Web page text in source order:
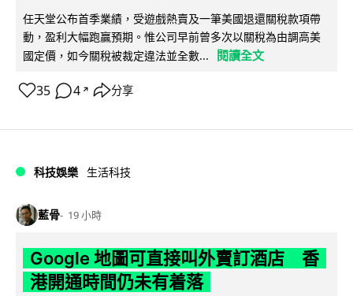
任天堂公布首季業績，受遊戲熱賣及一筆美國退還關稅款項帶
動，盈利大幅跑贏預期。惟公司早前曾多次以關稅為由調高美
國定價，如今關稅被裁定違法並全數...
閱讀全文
35 4 ↗ 分享
科技娛樂 生活科技
藍骨 19 小時
Google 地圖可直接叫外賣訂酒店 香
港開通時間仍未有着落